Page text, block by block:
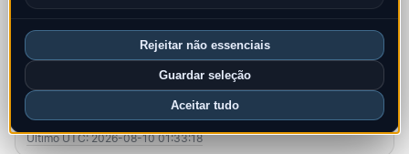
Rejeitar não essenciais
Guardar seleção
Aceitar tudo
Visão geral Mapa Recentes Gráficos Principais regiões
FAQ
Sismos neste mês
2
Último UTC: 2026-08-10 01:33:18